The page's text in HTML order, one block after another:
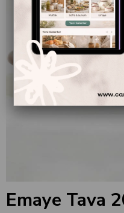
Emaye Tava